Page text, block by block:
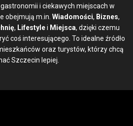
i ciekawych miejscach w
obejmują m.in. Wiadomości, Biznes,
, Lifestylei Miejsca, dzięki czemu
coś interesującego. To idealne źródło
oraz turystów, którzy chcą
Szczecin lepiej.